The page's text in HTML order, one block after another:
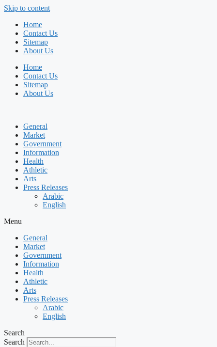
Skip to content
Home
Contact Us
Sitemap
About Us
Home
Contact Us
Sitemap
About Us
General
Market
Government
Information
Health
Athletic
Arts
Press Releases
Arabic
English
Menu
General
Market
Government
Information
Health
Athletic
Arts
Press Releases
Arabic
English
Search
Search